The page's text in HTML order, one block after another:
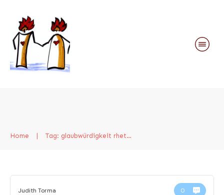
Home Tag: glaubwürdigkeit rhetorik
Judith Torma 0